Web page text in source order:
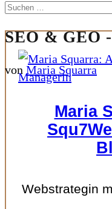
SEO & GEO
von Maria Squarra
Maria
Webstrategin